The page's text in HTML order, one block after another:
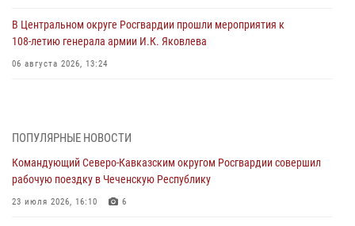
В Центральном округе Росгвардии прошли мероприятия к
108‑летию генерала армии И.К. Яковлева
06 августа 2026, 13:24
06 августа 2026, 12:35 1
Росгвардейцы провели выставку вооружения для участников сбора
«Гвардеец» в Пензе (видео)
06 августа 2026, 12:00
ПОПУЛЯРНЫЕ НОВОСТИ
Командующий Северо-Кавказским округом Росгвардии совершил
рабочую поездку в Чеченскую Республику
23 июля 2026, 16:10 6